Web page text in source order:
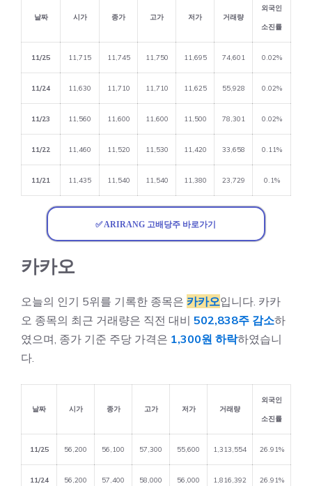
날짜 시가 종가 고가 저가 거래량
외국인
소진률
11/25 11,715 11,745 11,750 11,695 74,601 0.02%
11/24 11,630 11,710 11,710 11,625 55,928 0.02%
11/23 11,560 11,600 11,600 11,500 78,301 0.02%
11/22 11,460 11,520 11,530 11,420 33,658 0.11%
11/21 11,435 11,540 11,540 11,380 23,729 0.1%
✅ ARIRANG 고배당주 바로가기
카카오
오늘의 인기 5위를 기록한 종목은 카카오입니다. 카카
오 종목의 최근 거래량은 직전 대비 502,838주 감소하
였으며, 종가 기준 주당 가격은 1,300원 하락하였습니
다.
날짜 시가 종가 고가 저가 거래량
외국인
소진률
11/25 56,200 56,100 57,300 55,600 1,313,554 26.91%
11/24 56,200 57,400 58,000 56,000 1,816,392 26.91%